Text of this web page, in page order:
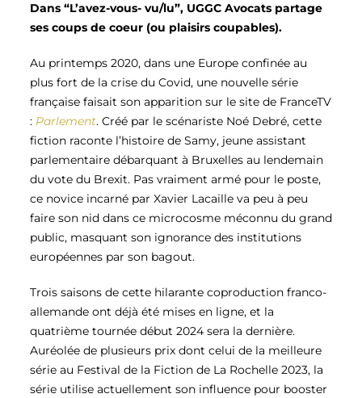
Dans “L’avez-vous- vu/lu”, UGGC Avocats partage
ses coups de coeur (ou plaisirs coupables).
Au printemps 2020, dans une Europe confinée au
plus fort de la crise du Covid, une nouvelle série
française faisait son apparition sur le site de FranceTV
: Parlement. Créé par le scénariste Noé Debré, cette
fiction raconte l’histoire de Samy, jeune assistant
parlementaire débarquant à Bruxelles au lendemain
du vote du Brexit. Pas vraiment armé pour le poste,
ce novice incarné par Xavier Lacaille va peu à peu
faire son nid dans ce microcosme méconnu du grand
public, masquant son ignorance des institutions
européennes par son bagout.
Trois saisons de cette hilarante coproduction franco-
allemande ont déjà été mises en ligne, et la
quatrième tournée début 2024 sera la dernière.
Auréolée de plusieurs prix dont celui de la meilleure
série au Festival de la Fiction de La Rochelle 2023, la
série utilise actuellement son influence pour booster